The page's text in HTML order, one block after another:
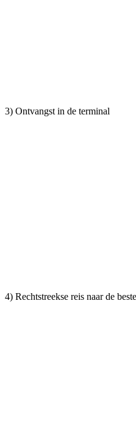
3) Ontvangst in de terminal
4) Rechtstreekse reis naar de